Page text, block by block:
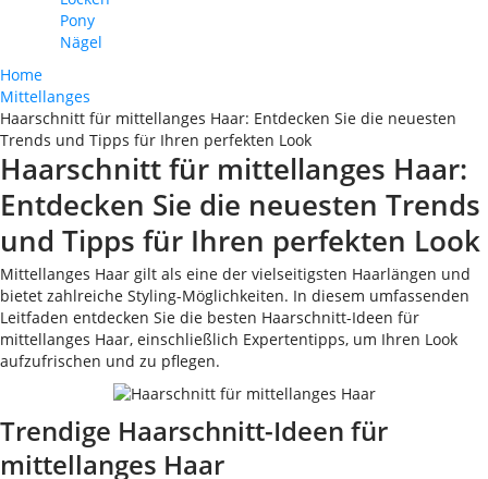
Pony
Nägel
Home
Mittellanges
Haarschnitt für mittellanges Haar: Entdecken Sie die neuesten
Trends und Tipps für Ihren perfekten Look
Haarschnitt für mittellanges Haar:
Entdecken Sie die neuesten Trends
und Tipps für Ihren perfekten Look
Mittellanges Haar gilt als eine der vielseitigsten Haarlängen und
bietet zahlreiche Styling-Möglichkeiten. In diesem umfassenden
Leitfaden entdecken Sie die besten Haarschnitt-Ideen für
mittellanges Haar, einschließlich Expertentipps, um Ihren Look
aufzufrischen und zu pflegen.
Trendige Haarschnitt-Ideen für
mittellanges Haar